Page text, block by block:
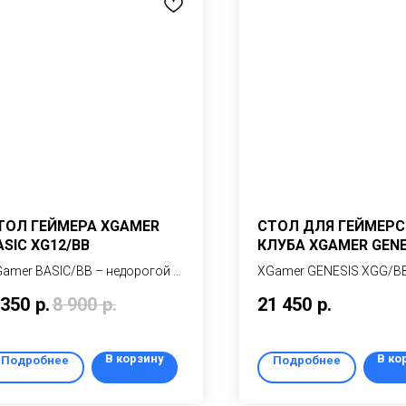
ГЕЙМЕРА XGAMER
XG12/BB
BASIC/BB – недорогой и
для начинающих игроков и
р.8 900 р.
Подробнее В корзину
СТОЛ ДЛЯ
КЛУБА XGAMER
XGG10/BB
XGamer GENESIS XGG/
компьютерный стол для
место)
21 450 р.
Подробнее В